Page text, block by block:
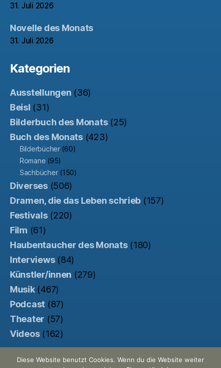
31. Juli 2026
Novelle des Monats
31. Juli 2026
Kategorien
Ausstellungen (36)
Beisl (31)
Bilderbuch des Monats(25)
Buch des Monats(423)
Bilderbücher(60)
Romane (95)
Sachbücher(150)
Diverses(506)
Dramen, die das Leben schrieb (157)
Festivals(220)
Film (61)
Haubentaucher des Monats(180)
Interviews(84)
Künstler/innen (279)
Musik(467)
Podcast (87)
Theater (57)
Videos(162)
Diese Website benutzt Cookies. Wenn du die Website weiter